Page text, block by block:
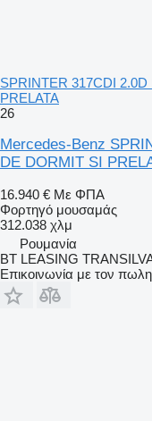
SPRINTER 317CDI
PRELATA
26
Mercedes-Benz
DE DORMIT SI
16.940 € Με ΦΠΑ
Φορτηγό μουσαμάς
312.038 χλμ
Ρουμανία
BT LEASING
Επικοινωνία με τον